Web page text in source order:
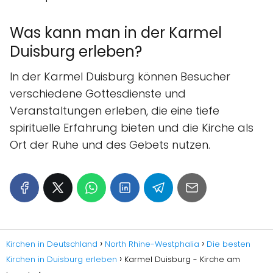
Was kann man in der Karmel
Duisburg erleben?
In der Karmel Duisburg können Besucher
verschiedene Gottesdienste und
Veranstaltungen erleben, die eine tiefe
spirituelle Erfahrung bieten und die Kirche als
Ort der Ruhe und des Gebets nutzen.
Kirchen in Deutschland North Rhine-Westphalia
Die besten
Kirchen in Duisburg erleben
Karmel Duisburg - Kirche am